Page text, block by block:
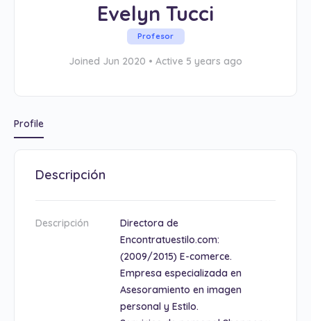
Evelyn Tucci
Profesor
Joined Jun 2020 • Active 5 years ago
Profile
Descripción
Descripción
Directora de
Encontratuestilo.com:
(2009/2015) E-comerce.
Empresa especializada en
Asesoramiento en imagen
personal y Estilo.